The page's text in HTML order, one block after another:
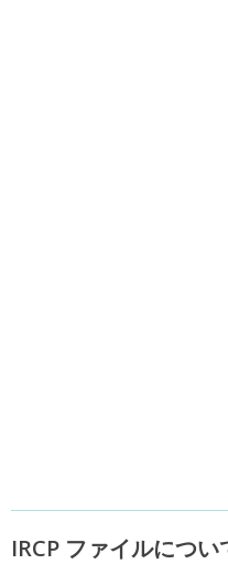
IRCP ファイルについ